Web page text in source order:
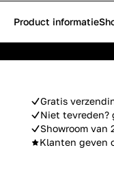
Gratis
Niet tevreden?
Showroom van
Klanten geven
Product informatie